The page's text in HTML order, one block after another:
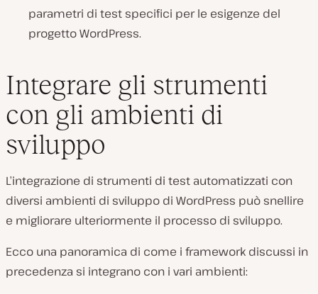
parametri di test specifici per le esigenze del
progetto WordPress.
Integrare gli strumenti
con gli ambienti di
sviluppo
L’integrazione di strumenti di test automatizzati con
diversi ambienti di sviluppo di WordPress può snellire
e migliorare ulteriormente il processo di sviluppo.
Ecco una panoramica di come i framework discussi in
precedenza si integrano con i vari ambienti: